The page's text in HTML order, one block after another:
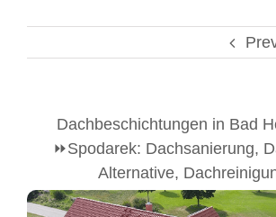
Dachbeschichtungen in Bad
⏩Spodarek: Dachsanierung,
Alternative,